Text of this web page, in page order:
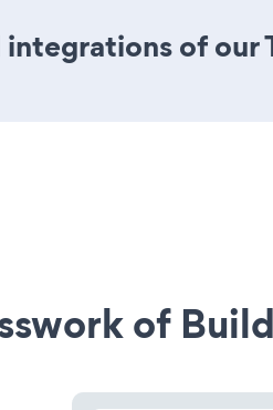
of our
of